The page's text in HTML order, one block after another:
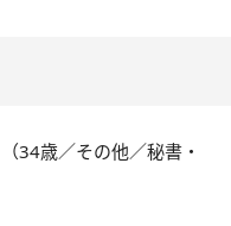
34歳／その他／秘書・